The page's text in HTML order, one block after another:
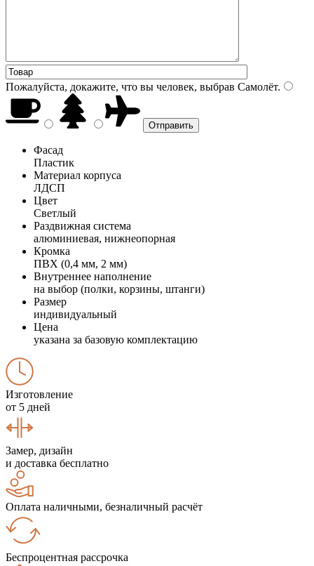
Пожалуйста, докажите, что вы человек, выбрав Самолёт.
Фасад
Пластик
Материал корпуса
ЛДСП
Цвет
Светлый
Раздвижная система
алюминиевая, нижнеопорная
Кромка
ПВХ (0,4 мм, 2 мм)
Внутреннее наполнение
на выбор (полки, корзины, штанги)
Размер
индивидуальный
Цена
указана за базовую комплектацию
Изготовление
от 5 дней
Замер, дизайн
и доставка бесплатно
Оплата наличными, безналичный расчёт
Беспроцентная рассрочка